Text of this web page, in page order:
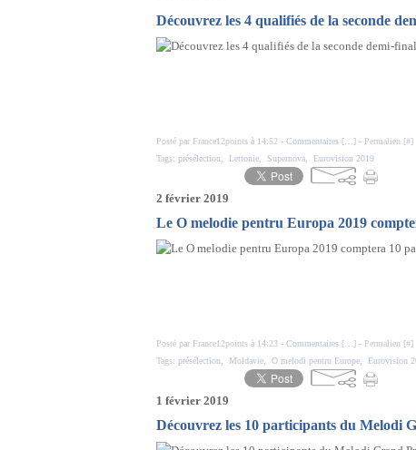
Découvrez les 4 qualifiés de la seconde
Posté par France12points à 14:52 - Commentaires [ ] - Permalien [#]
Tags: présélection Lettonie Supernova Eurovision 2019
2 février 2019
Le O melodie pentru Europa 2019
Posté par France12points à 14:23 - Commentaires [ ] - Permalien [#]
Tags: présélection Moldavie O melodi pentru Europe Eurovision
1 février 2019
Découvrez les 10 participants du Melodi